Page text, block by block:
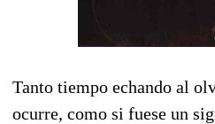
Tanto tiempo echando al
ocurre, como si fuese un